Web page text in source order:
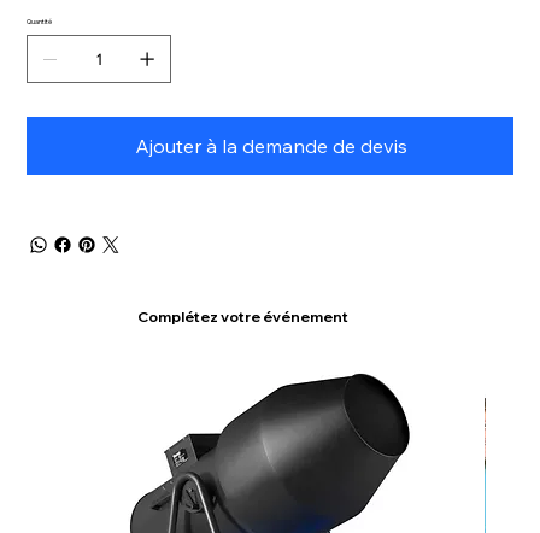
Quantité
Ajouter à la demande de devis
Complétez votre événement